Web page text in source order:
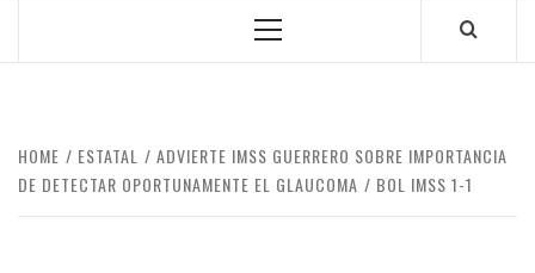
Primary
HOME ESTATAL
ADVIERTE IMSS GUERRERO SOBRE IMPORTANCIA
DE DETECTAR OPORTUNAMENTE EL GLAUCOMA
BOL IMSS 1-1